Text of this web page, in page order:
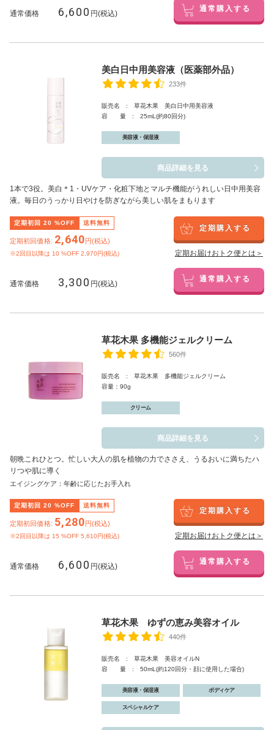
通常価格 6,600 円(税込) 通常購入する
美白日中用美容液（医薬部外品）
233件
販売名 : 草花木果 美白日中用美容液
容 量 : 25mL(約80回分)
美容液・保湿液
商品詳細を見る
1本で3役。美白 ＊1 ・UVケア・化粧下地とマルチ機能がうれしい日中用美容
液。毎日のうっかり日やけを防ぎながら美しい肌をまもります
定期初回 20 %OFF 送料無料
定期初回価格: 2,640円(税込)
※2回目以降は 10 %OFF 2,970円(税込)
定期購入する
定期お届けおトク便とは＞
通常価格 3,300 円(税込) 通常購入する
草花木果 多機能ジェルクリーム
560件
販売名 : 草花木果 多機能ジェルクリーム
容量：90g
クリーム
商品詳細を見る
朝晩これひとつ。忙しい大人の肌を植物の力でささえ、うるおいに満ちたハ
リつや肌に導く
エイジングケア：年齢に応じたお手入れ
定期初回 20 %OFF 送料無料
定期初回価格: 5,280円(税込)
※2回目以降は 15 %OFF 5,610円(税込)
定期購入する
定期お届けおトク便とは＞
通常価格 6,600 円(税込) 通常購入する
草花木果 ゆずの恵み美容オイル
440件
販売名 : 草花木果 美容オイルN
容 量 : 50mL(約120回分・顔に使用した場合)
美容液・保湿液 ボディケア
スペシャルケア